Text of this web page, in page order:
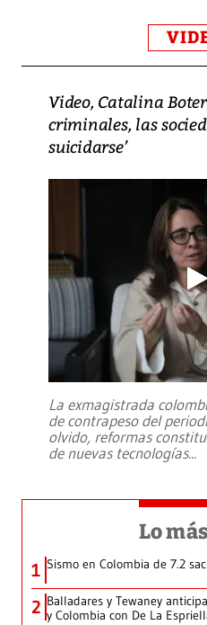
Video, Catalina
criminales, las
suicidarse’
La exmagistrada
de contrapeso del
olvido, reformas
de nuevas tecnologías...
Lo
1 Sismo en Colombia de 7.2
2 Balladares y Tewaney
y Colombia con De La